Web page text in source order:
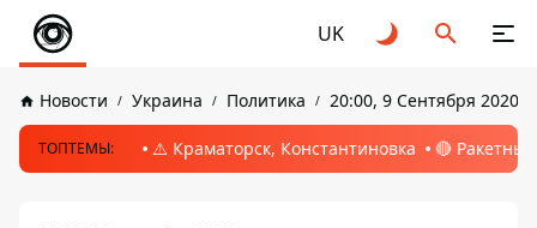
UK
Новости Украина Политика 20:00, 9 Сентября 2020
ТОПТЕМЫ: ⚠️ Краматорск, Константиновка 🔴